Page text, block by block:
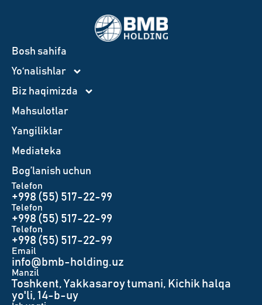
Bosh sahifa
Yo‘nalishlar
Biz haqimizda
Mahsulotlar
Yangiliklar
Mediateka
Bog’lanish uchun
Telefon
+998 (55) 517-22-99
Telefon
+998 (55) 517-22-99
Telefon
+998 (55) 517-22-99
Email
info@bmb-holding.uz​
Manzil
Toshkent, Yakkasaroy tumani, Kichik halqa
yo'li, 14-b-uy